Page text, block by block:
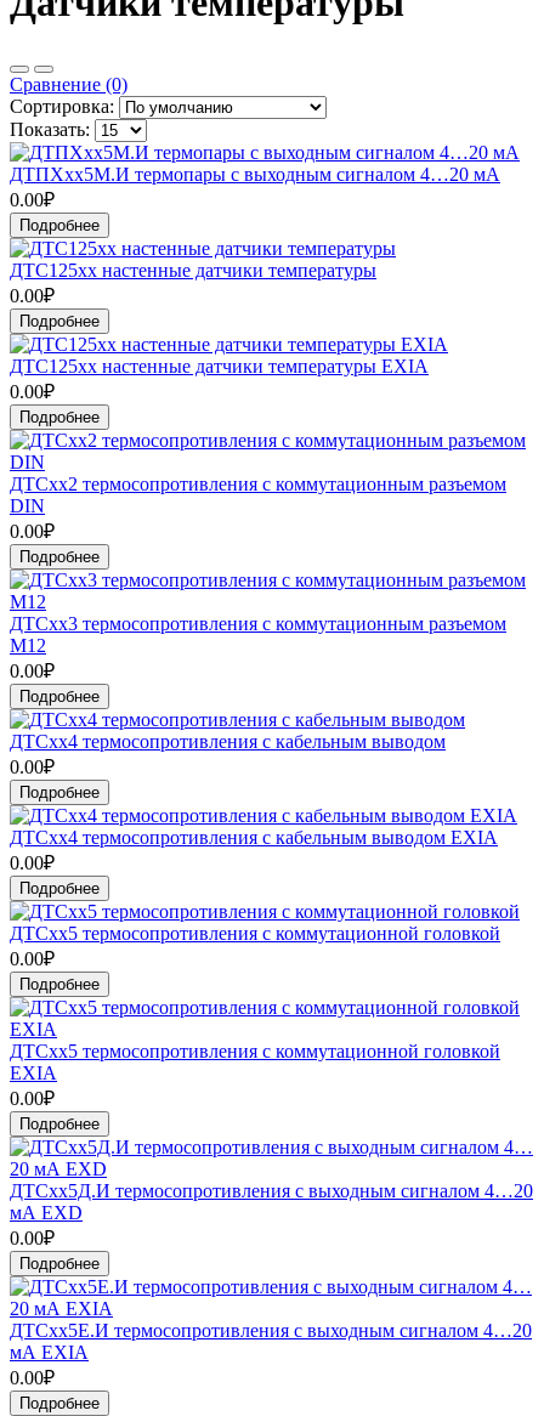
Сравнение (0)
Сортировка:
Показать:
ДТПХхх5М.И термопары с выходным сигналом 4…20 мА
0.00₽
Подробнее
ДТС125хх настенные датчики температуры
0.00₽
Подробнее
ДТС125хх настенные датчики температуры EXIA
0.00₽
Подробнее
ДТСхх2 термосопротивления с коммутационным разъемом
DIN
0.00₽
Подробнее
ДТСхх3 термосопротивления с коммутационным разъемом
М12
0.00₽
Подробнее
ДТСхх4 термосопротивления с кабельным выводом
0.00₽
Подробнее
ДТСхх4 термосопротивления с кабельным выводом EXIA
0.00₽
Подробнее
ДТСхх5 термосопротивления с коммутационной головкой
0.00₽
Подробнее
ДТСхх5 термосопротивления с коммутационной головкой
EXIA
0.00₽
Подробнее
ДТСхх5Д.И термосопротивления с выходным сигналом 4…20
мА EXD
0.00₽
Подробнее
ДТСхх5Е.И термосопротивления с выходным сигналом 4…20
мА EXIA
0.00₽
Подробнее